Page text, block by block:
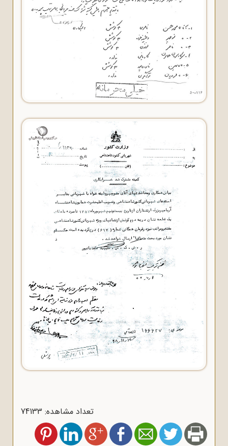
تعداد مشاهده: 74133